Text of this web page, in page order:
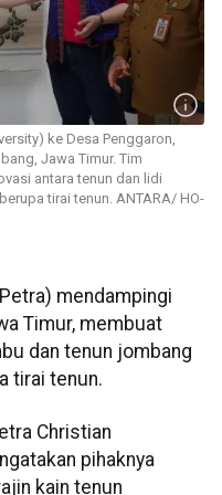
ke Desa Penggaron,
Jawa Timur. Tim
antara tenun dan lidi
tirai tenun. ANTARA/ HO-
mendampingi
Timur, membuat
dan tenun jombang
tirai tenun.
Christian
pihaknya
kain tenun